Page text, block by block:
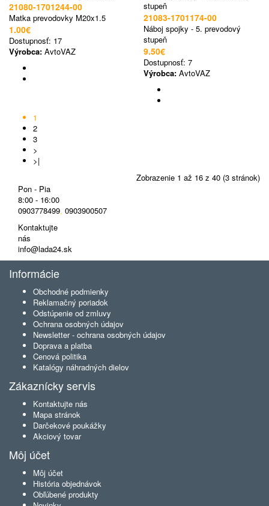
21080-1701244-00
Matka prevodovky M20x1.5
1.00€
Dostupnosť: 17
Výrobca: AvtoVAZ
21083-1701174-00
Náboj spojky - 5. prevodový
stupeň
9.50€
Dostupnosť: 7
Výrobca: AvtoVAZ
1
2
3
>
>|
Zobrazenie 1 až 16 z 40 (3 stránok)
Pon - Pia
8:00 - 16:00
0903778499, 0903900507
Kontaktujte
nás
info@lada24.sk
Informácie
Obchodné podmienky
Reklamačný poriadok
Odstúpenie od zmluvy
Ochrana osobných údajov
Newsletter - ochrana osobných údajov
Doprava a platba
Cenová politika
Katalógy náhradných dielov
Zákaznícky servis
Kontaktujte nás
Mapa stránok
Darčekové poukážky
Akciový tovar
Môj účet
Môj účet
História objednávok
Obľúbené produkty